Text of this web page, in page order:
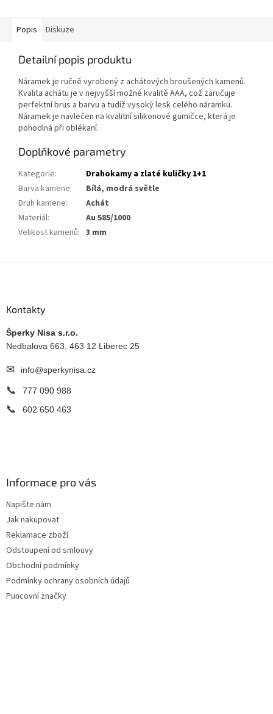
Popis Diskuze
Detailní popis produktu
Náramek je ručně vyrobený z achátových broušených kamenů.
Kvalita achátu je v nejvyšší možné kvalitě AAA, což zaručuje
perfektní brus a barvu a tudíž vysoký lesk celého náramku.
Náramek je navlečen na kvalitní silikonové gumičce, která je
pohodlná při oblékaní.
Doplňkové parametry
Kategorie:
Drahokamy a zlaté kuličky 1+1
Barva kamene:
Bílá, modrá světle
Druh kamene:
Achát
Materiál:
Au 585/1000
Velikost kamenů: 3 mm
Kontakty
Šperky Nisa s.r.o.
Nedbalova 663, 463 12 Liberec 25
✉ info@sperkynisa.cz
📞 777 090 988
📞 602 650 463
Informace pro vás
Napište nám
Jak nakupovat
Reklamace zboží
Odstoupení od smlouvy
Obchodní podmínky
Podmínky ochrany osobních údajů
Puncovní značky